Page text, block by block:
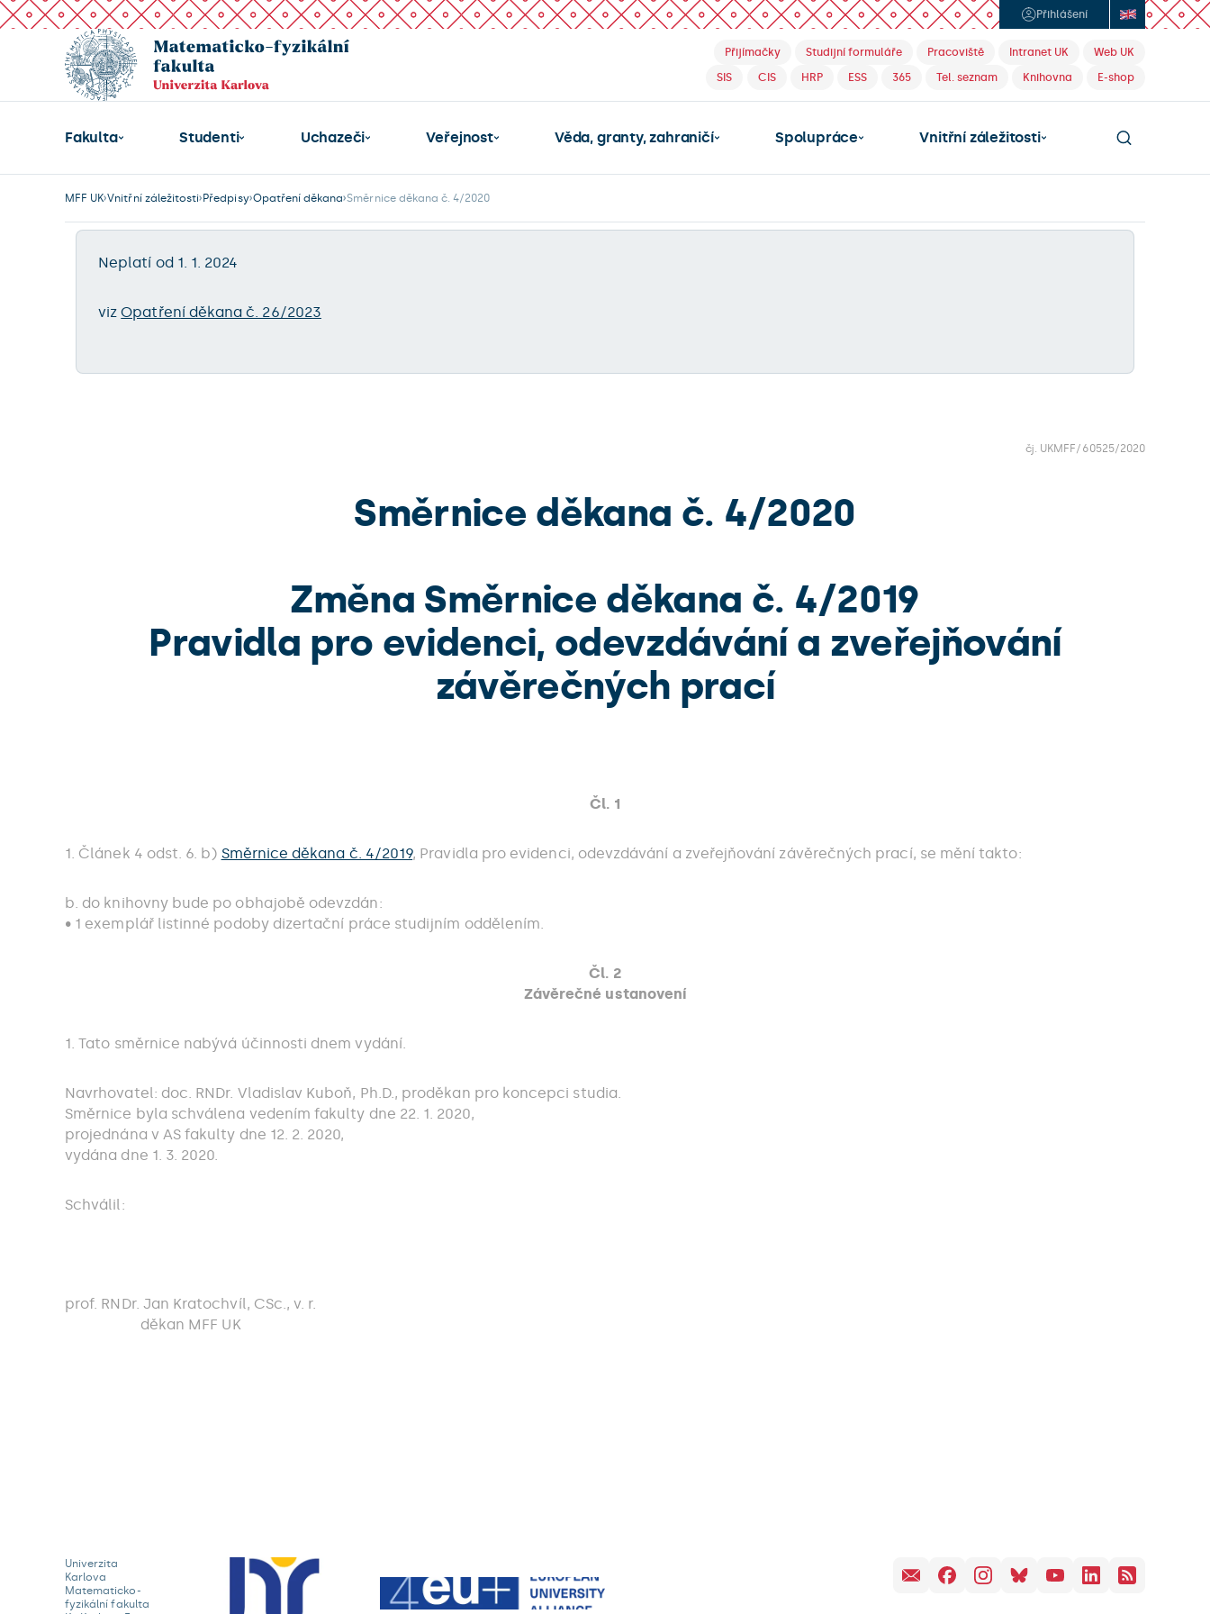
Přihlášení
Přijímačky Studijní formuláře Pracoviště Intranet UK
Web UK
SIS
CIS HRP ESS 365 Tel. seznam Knihovna E-shop
Fakulta Studenti Uchazeči Veřejnost Věda, granty, zahraničí Spolupráce Vnitřní záležitosti
MFF UK Vnitřní záležitosti Předpisy Opatření děkana Směrnice děkana č. 4/2020
Neplatí od 1. 1. 2024
vizOpatření děkana č. 26/2023
čj. UKMFF/60525/2020
Směrnice děkana č. 4/2020
Změna Směrnice děkana č. 4/2019
Pravidla pro evidenci, odevzdávání a zveřejňování
závěrečných prací
Čl. 1
1. Článek 4 odst. 6. b) Směrnice děkana č. 4/2019, Pravidla pro evidenci, odevzdávání a zveřejňování závěrečných prací, se mění takto:
b. do knihovny bude po obhajobě odevzdán:
• 1 exemplář listinné podoby dizertační práce studijním oddělením.
Čl. 2
Závěrečné ustanovení
1. Tato směrnice nabývá účinnosti dnem vydání.
Navrhovatel: doc. RNDr. Vladislav Kuboň, Ph.D., proděkan pro koncepci studia.
Směrnice byla schválena vedením fakulty dne 22. 1. 2020,
projednána v AS fakulty dne 12. 2. 2020,
vydána dne 1. 3. 2020.
Schválil:
prof. RNDr. Jan Kratochvíl, CSc., v. r.
děkan MFF UK
Univerzita
Karlova
Matematicko-
fyzikální fakulta